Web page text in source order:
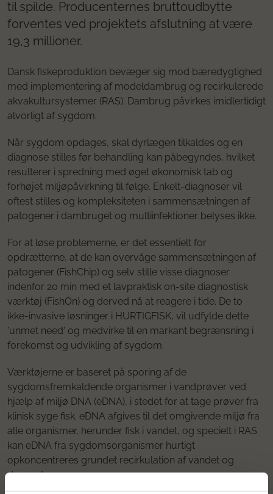
til spilde. Producenternes bruttoudbytte
forventes ved projektets afslutning at være
19,3 millioner.
Dansk fiskeproduktion bevæger sig mod bæredygtighed
med implementering af modeldambrug og recirkulerede
akvakultursystemer (RAS). Dambrug påvirkes imidlertidigt
alvorligt af sygdom.
Når sygdom opdages, skal dyrlægen tilkaldes og en
diagnose stilles før behandling kan påbegyndes, hvilket
resulterer i spredning med øget økonomisk tab og
forhøjet miljøpåvirkning til følge. Enkelt-diagnoser vil
oftest stilles og kompleksiteten i sammensætningen af
patogener i dambruget og multiinfektioner belyses ikke.
For at løse problemerne, er det essentielt for
opdrætterne, at de kan overvåge sammensætningen af
patogener (FishChip) og selv stille visse diagnoser
indenfor 20 min med et lavpraktisk on-site diagnostisk
værktøj (FishOn) og derved nå at reagere i tide. De to
ikke-invasive løsninger i HURTIGFISK, vil udfylde dette
'unmet need' og medvirke til en markant begrænsning i
forekomst og udvikling af sygdom.
Værktøjerne er baseret på sporing af de
sygdomsfremkaldende organismer i vandprøver ved
hjælp af miljø DNA (eDNA), i stedet for at tage prøver fra
klinisk syge fisk. eDNA afgives til det omgivende miljø fra
alle organismer, herunder fisk i vandet, og specielt i RAS
kan eDNA fra sygdomsorganismer hurtigt
opkoncentreres grundet recirkulation af vandet og
dermed spores.